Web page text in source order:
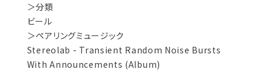
＞分類
ビール
＞ペアリングミュージック
Stereolab - Transient Random Noise Bursts
With Announcements (Album)